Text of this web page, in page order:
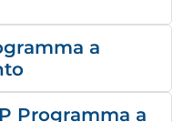
a
Programma a